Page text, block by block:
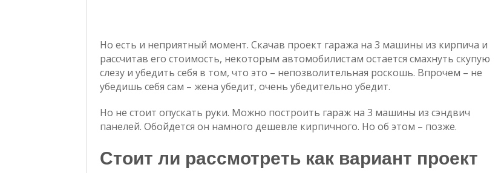
Но есть и неприятный момент. Скачав проект гаража на 3 машины из кирпича и
рассчитав его стоимость, некоторым автомобилистам остается смахнуть скупую
слезу и убедить себя в том, что это – непозволительная роскошь. Впрочем – не
убедишь себя сам – жена убедит, очень убедительно убедит.
Но не стоит опускать руки. Можно построить гараж на 3 машины из сэндвич
панелей. Обойдется он намного дешевле кирпичного. Но об этом – позже.
Стоит ли рассмотреть как вариант проект